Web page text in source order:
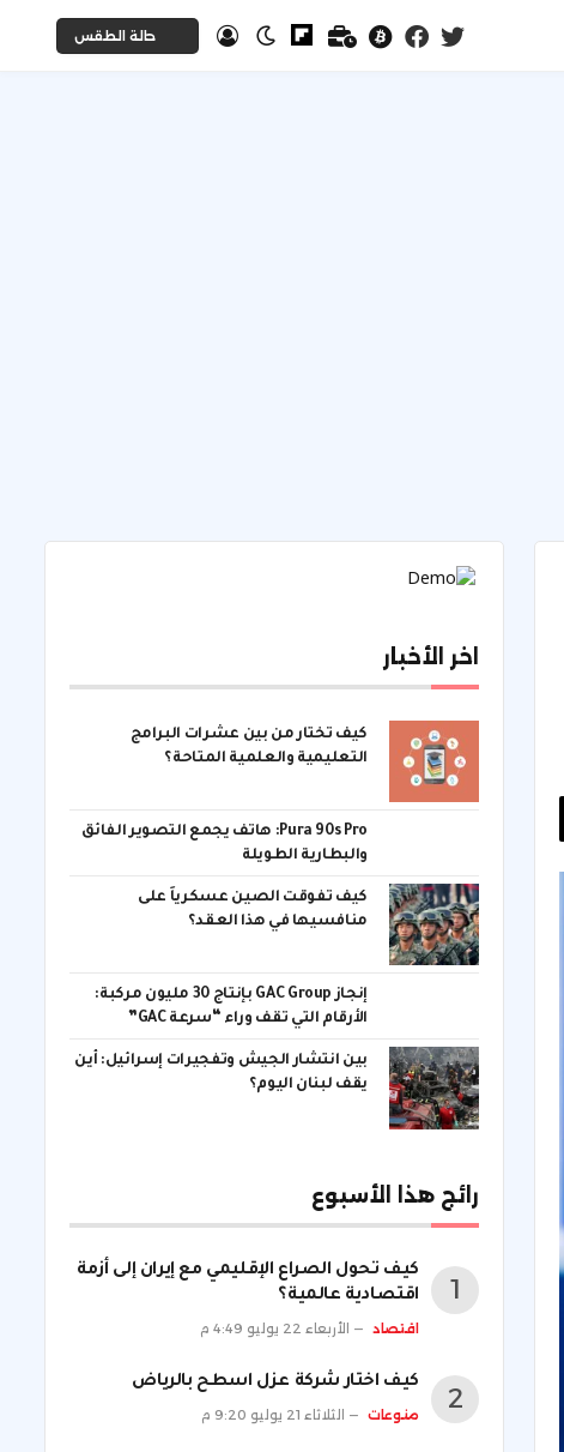
حالة الطقس
اخر الأخبار
كيف تختار من بين عشرات البرامج
التعليمية والعلمية المتاحة؟
Pura 90s Pro: هاتف يجمع التصوير الفائق
والبطارية الطويلة
كيف تفوقت الصين عسكرياً على
منافسيها في هذا العقد؟
إنجاز GAC Group بإنتاج 30 مليون مركبة:
الأرقام التي تقف وراء “سرعة GAC”
بين انتشار الجيش وتفجيرات إسرائيل: أين
يقف لبنان اليوم؟
رائج هذا الأسبوع
كيف تحول الصراع الإقليمي مع إيران إلى أزمة
اقتصادية عالمية؟
اقتصاد الأربعاء 22 يوليو 4:49 م
كيف اختار شركة عزل اسطح بالرياض
منوعات الثلاثاء 21 يوليو 9:20 م